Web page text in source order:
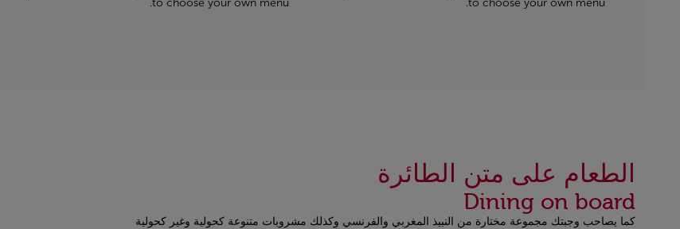
to choose your own menu.
to choose your own menu.
الطعام على متن الطائرة
Dining on board
كما يصاحب وجبتك مجموعة مختارة من النبيذ المغربي والفرنسي وكذلك مشروبات متنوعة كحولية وغير كحولية